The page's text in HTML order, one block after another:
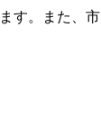
す。また、市